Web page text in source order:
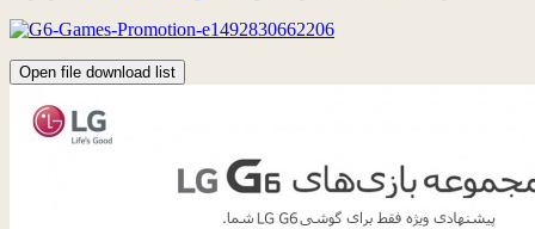
Open file download list